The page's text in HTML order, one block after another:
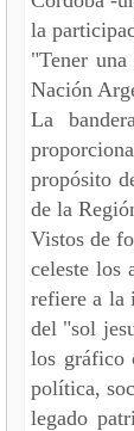
la
"Tener
Nación
La
propósito
de la
Vistos de
celeste los
refiere a la
del "sol
los gráfico
política,
legado